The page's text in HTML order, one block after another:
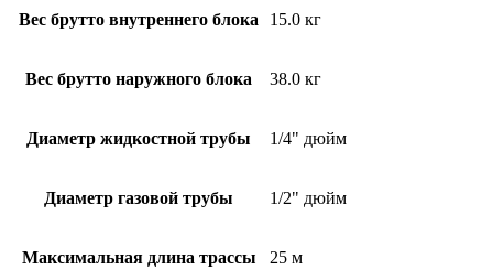
Вес брутто внутреннего блока 15.0 кг
Вес брутто наружного блока 38.0 кг
Диаметр жидкостной трубы 1/4" дюйм
Диаметр газовой трубы 1/2" дюйм
Максимальная длина трассы 25 м